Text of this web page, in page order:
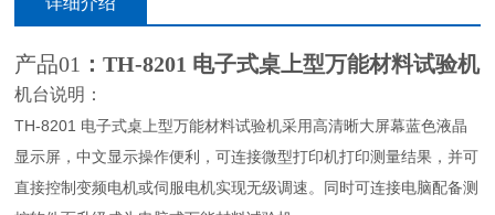
产品01 ：TH-8201 电子式桌上型万能材料试验机
机台说明：
TH-8201 电子式桌上型万能材料试验机采用高清晰大屏幕蓝色液晶
显示屏，中文显示操作便利，可连接微型打印机打印测量结果，并可
直接控制变频电机或伺服电机实现无级调速。同时可连接电脑配备测